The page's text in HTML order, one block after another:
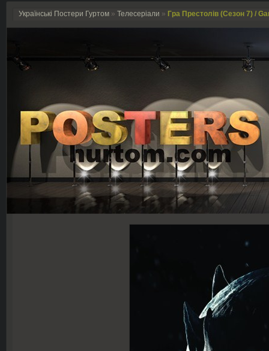
Українські Постери Гуртом » Телесеріали » Гра Престолів (Сезон 7) /